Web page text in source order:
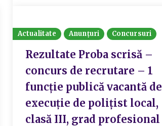
Actualitate Anunțuri Concursuri
Rezultate Proba scrisă –
concurs de recrutare – 1
funcție publică vacantă de
execuție de polițist local,
clasă III, grad profesional